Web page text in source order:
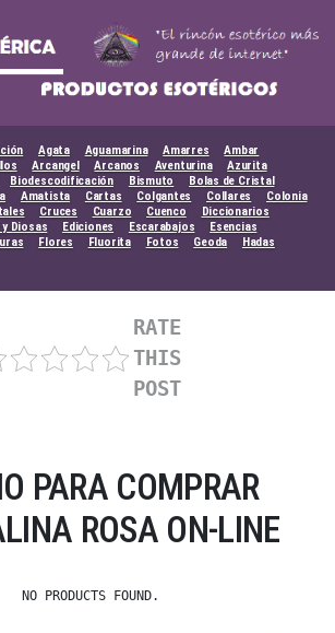
Agata Aguamarina Amarres
Ambar
Arcangel Arcanos Aventurina
Azurita
Biodescodificación Bismuto
Bolas de Cristal
Amatista Cartas Colgantes Collares
Colonia
Cruces Cuarzo Cuenco
Diccionarios
Diosas Ediciones Escarabajos
Esencias
Flores Fluorita Fotos Geoda
Hadas
RATE
THIS
POST
PARA COMPRAR
ROSA ON-LINE
NO PRODUCTS FOUND.